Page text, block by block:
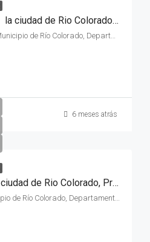
Chacra en Alquiler en la ciudad de Rio Colorado, zona Juventud Unida, provincia de Rio Negro.
Colonia Juliá y Echarren, Municipio de Río Colorado, Departamento Pichi Mahuida, Río Negro, Argentina
6 meses atrás
Chacra en venta en la ciudad de Rio Colorado, Provincia de Rio Negro, zona El Gualicho
Colonia El Gualicho, Municipio de Río Colorado, Departamento Pichi Mahuida, Río Negro, Argentina